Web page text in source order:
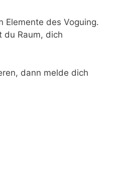
Elemente des Voguing.
du Raum, dich
dann melde dich